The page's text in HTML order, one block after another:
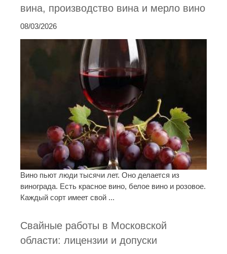
вина, производство вина и мерло вино
08/03/2026
Вино пьют люди тысячи лет. Оно делается из
винограда. Есть красное вино, белое вино и розовое.
Каждый сорт имеет свой ...
Свайные работы в Московской
области: лицензии и допуски